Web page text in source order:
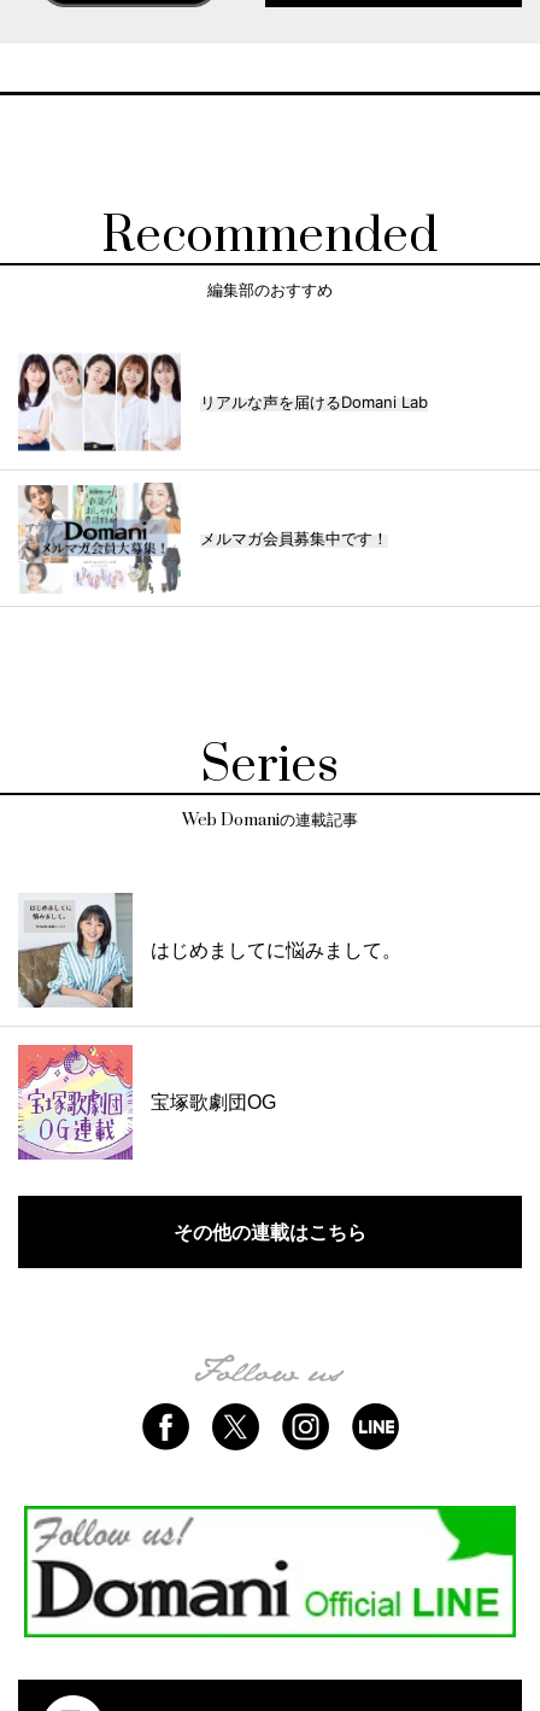
Recommended
編集部のおすすめ
リアルな声を届けるDomani Lab
メルマガ会員募集中です！
Series
Web Domaniの連載記事
はじめましてに悩みまして。
宝塚歌劇団OG
その他の連載はこちら